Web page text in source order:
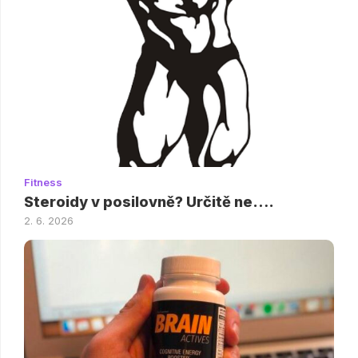
Fitness
Steroidy v posilovně? Určitě ne….
2. 6. 2026